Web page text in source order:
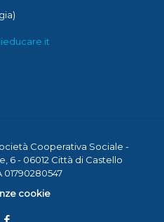
Cooperativa Sociale -
6 - 06012 Città di Castello
01790280547
cookie